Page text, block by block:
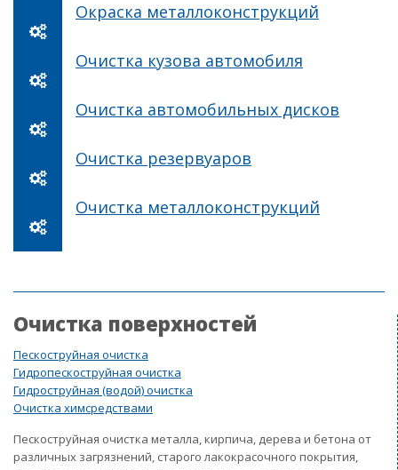
Окраска металлоконструкций
Очистка кузова автомобиля
Очистка автомобильных дисков
Очистка резервуаров
Очистка металлоконструкций
Очистка поверхностей
Пескоструйная очистка
Гидропескоструйная очистка
Гидроструйная (водой) очистка
Очистка химсредствами
Пескоструйная очистка металла, кирпича, дерева и бетона от
различных загрязнений, старого лакокрасочного покрытия,